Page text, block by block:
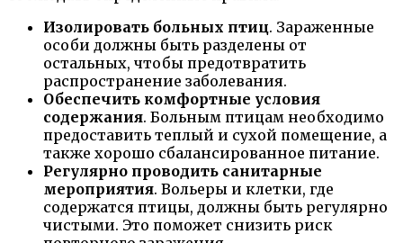
Изолировать больных птиц. Зараженные
особи должны быть разделены от
остальных, чтобы предотвратить
распространение заболевания.
Обеспечить комфортные условия
содержания. Больным птицам необходимо
предоставить теплый и сухой помещение, а
также хорошо сбалансированное питание.
Регулярно проводить санитарные
мероприятия. Вольеры и клетки, где
содержатся птицы, должны быть регулярно
чистыми. Это поможет снизить риск